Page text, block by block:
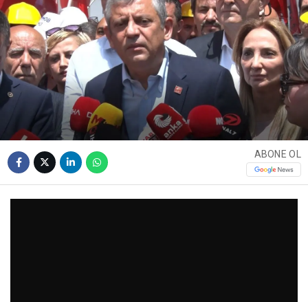
ABONE OL